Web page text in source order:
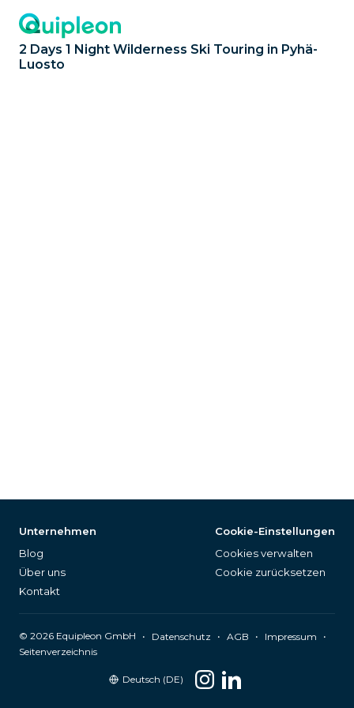
2 Days 1 Night Wilderness Ski Touring in Pyhä-
Luosto
Unternehmen
Blog
Über uns
Kontakt
Cookie-Einstellungen
Cookies verwalten
Cookie zurücksetzen
© 2026 Equipleon GmbH • Datenschutz • AGB • Impressum
•
Seitenverzeichnis
Deutsch (DE)